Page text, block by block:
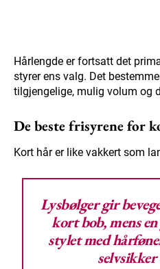
Hårlengde er fortsatt det
styrer ens valg. Det
tilgjengelige, mulig volum og
De beste frisyrene for
Kort hår er like vakkert som
Lysbølgergir
kort bob, mens
stylet med
selvsikker